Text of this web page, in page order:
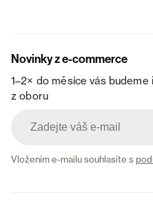
Novinky z e-commerce
1–2× do měsíce vás
z oboru
Vložením e-mailu souhlasíte s